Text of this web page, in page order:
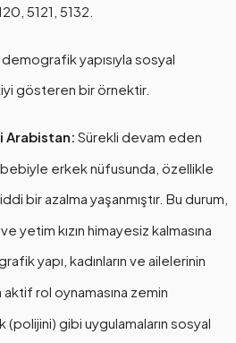
5121, 5132.
yapısıyla sosyal
gösteren bir örnektir.
Arabistan: Sürekli devam eden
erkek nüfusunda, özellikle
bir azalma yaşanmıştır. Bu durum,
yetim kızın himayesiz kalmasına
yapı, kadınların ve ailelerinin
rol oynamasına zemin
(polijini) gibi uygulamaların sosyal